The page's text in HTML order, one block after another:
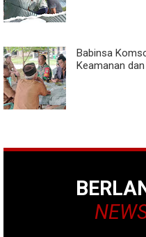
Babinsa
Keamanan